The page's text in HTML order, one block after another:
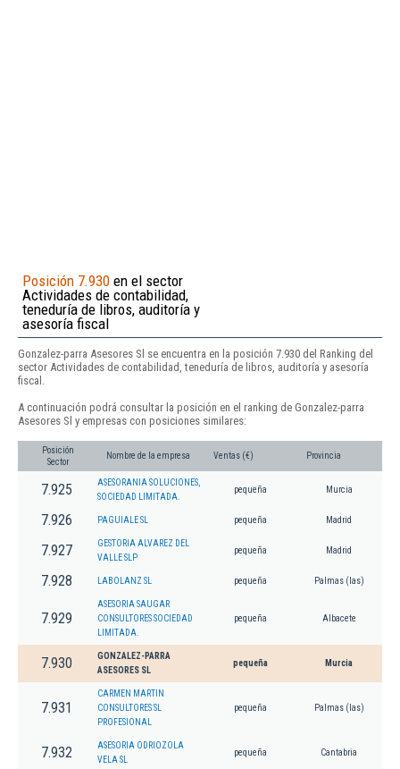
Posición 7.930 en el sector
Actividades de contabilidad,
teneduría de libros, auditoría y
asesoría fiscal
Gonzalez-parra Asesores Sl se encuentra en la posición 7.930 del Ranking del
sector Actividades de contabilidad, teneduría de libros, auditoría y asesoría
fiscal.
A continuación podrá consultar la posición en el ranking de Gonzalez-parra
Asesores Sl y empresas con posiciones similares:
Posición
Sector
Nombre de la empresa Ventas (€) Provincia
7.925
ASESORANIA SOLUCIONES,
SOCIEDAD LIMITADA.
pequeña Murcia
7.926 PAGUIALE SL pequeña Madrid
7.927
GESTORIA ALVAREZ DEL
VALLE SLP
pequeña Madrid
7.928 LABOLANZ SL pequeña Palmas (las)
7.929
ASESORIA SAUGAR
CONSULTORES SOCIEDAD
LIMITADA.
pequeña Albacete
7.930
GONZALEZ-PARRA
ASESORES SL
pequeña Murcia
7.931
CARMEN MARTIN
CONSULTORES SL
PROFESIONAL
pequeña Palmas (las)
7.932
ASESORIA ODRIOZOLA
VELA SL
pequeña Cantabria